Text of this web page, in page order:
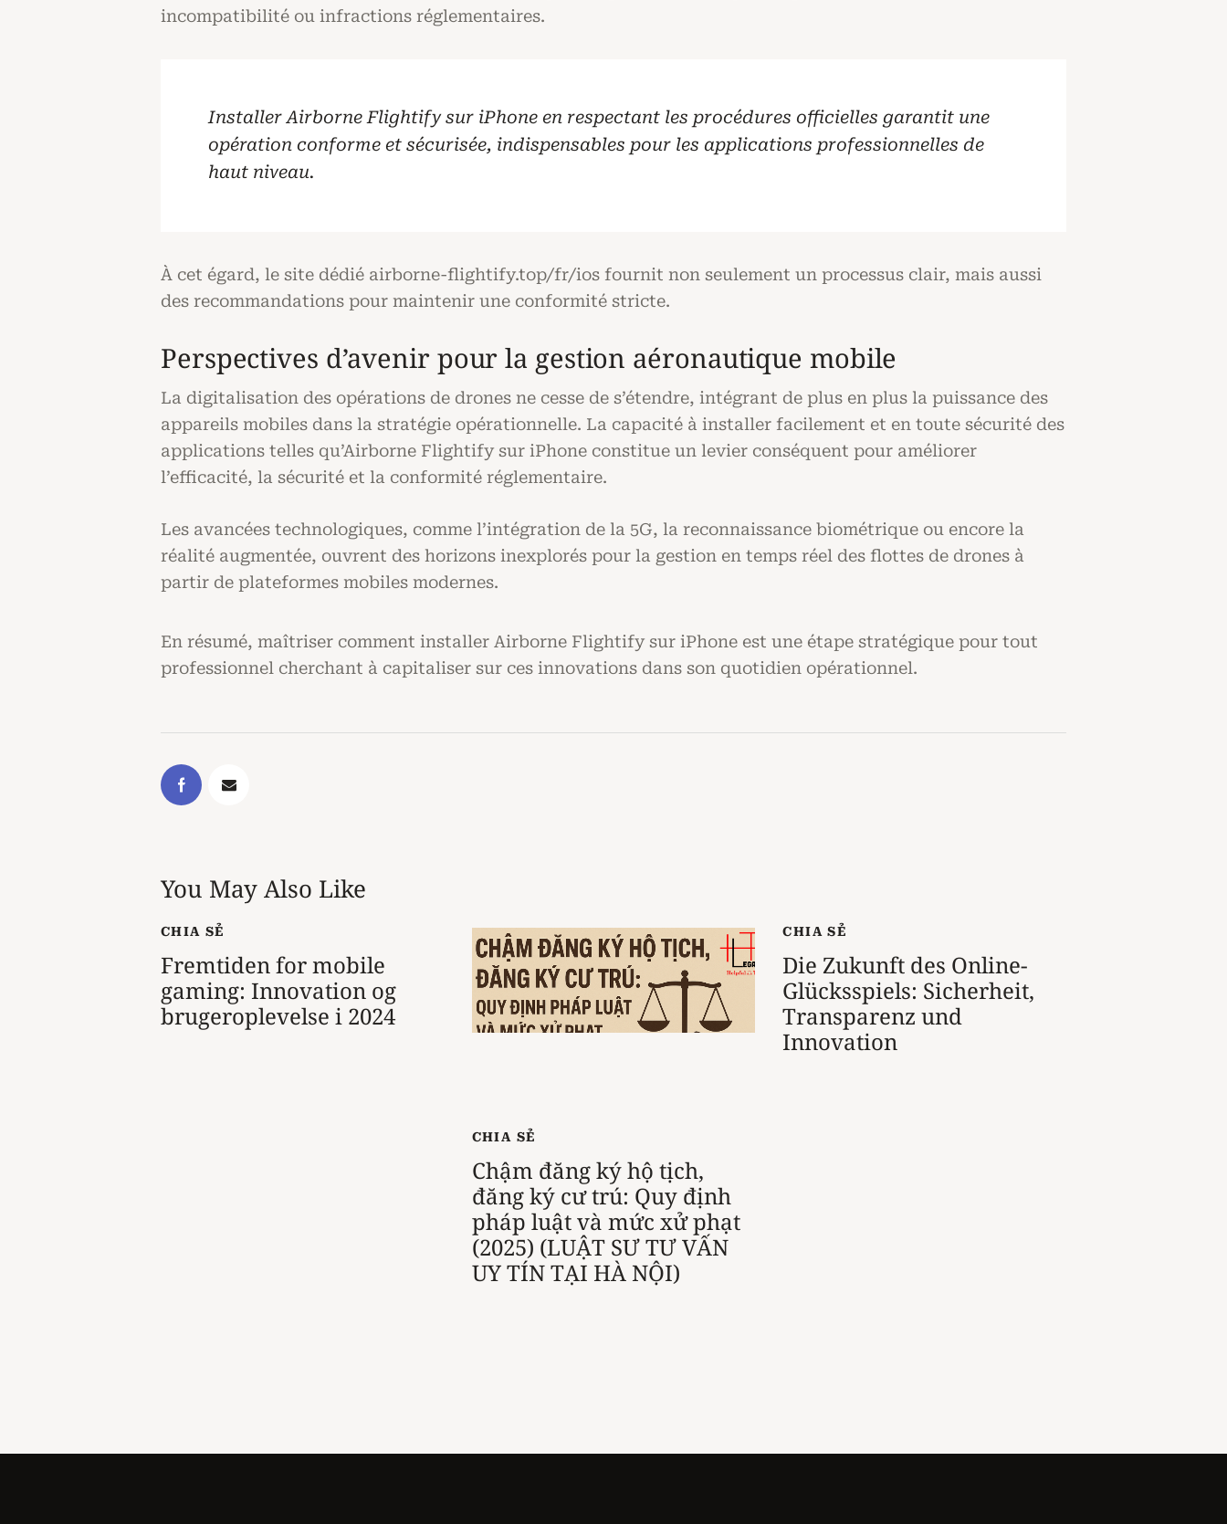
incompatibilité ou infractions réglementaires.
Installer Airborne Flightify sur iPhone en respectant les procédures officielles garantit une
opération conforme et sécurisée, indispensables pour les applications professionnelles de
haut niveau.
À cet égard, le site dédié airborne-flightify.top/fr/ios fournit non seulement un processus clair, mais aussi
des recommandations pour maintenir une conformité stricte.
Perspectives d’avenir pour la gestion aéronautique mobile
La digitalisation des opérations de drones ne cesse de s’étendre, intégrant de plus en plus la puissance des
appareils mobiles dans la stratégie opérationnelle. La capacité à installer facilement et en toute sécurité des
applications telles qu’Airborne Flightify sur iPhone constitue un levier conséquent pour améliorer
l’efficacité, la sécurité et la conformité réglementaire.
Les avancées technologiques, comme l’intégration de la 5G, la reconnaissance biométrique ou encore la
réalité augmentée, ouvrent des horizons inexplorés pour la gestion en temps réel des flottes de drones à
partir de plateformes mobiles modernes.
En résumé, maîtriser comment installer Airborne Flightify sur iPhone est une étape stratégique pour tout
professionnel cherchant à capitaliser sur ces innovations dans son quotidien opérationnel.
You May Also Like
CHIA SẺ
Fremtiden for mobile
gaming: Innovation og
brugeroplevelse i 2024
CHIA SẺ
Chậm đăng ký hộ tịch,
đăng ký cư trú: Quy định
pháp luật và mức xử phạt
(2025) (LUẬT SƯ TƯ VẤN
UY TÍN TẠI HÀ NỘI)
CHIA SẺ
Die Zukunft des Online-
Glücksspiels: Sicherheit,
Transparenz und
Innovation